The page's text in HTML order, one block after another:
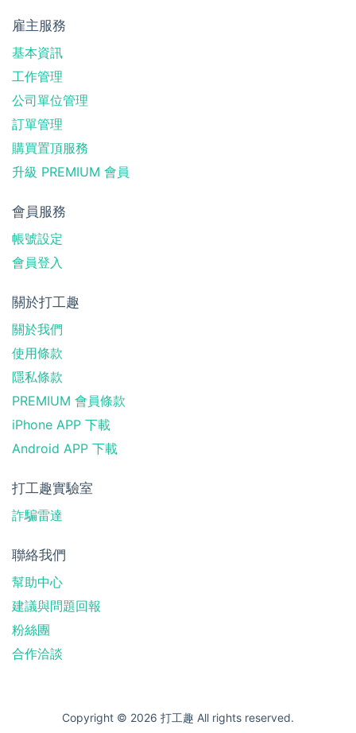
雇主服務
基本資訊
工作管理
公司單位管理
訂單管理
購買置頂服務
升級 PREMIUM 會員
會員服務
帳號設定
會員登入
關於打工趣
關於我們
使用條款
隱私條款
PREMIUM 會員條款
iPhone APP 下載
Android APP 下載
打工趣實驗室
詐騙雷達
聯絡我們
幫助中心
建議與問題回報
粉絲團
合作洽談
Copyright © 2026 打工趣 All rights reserved.